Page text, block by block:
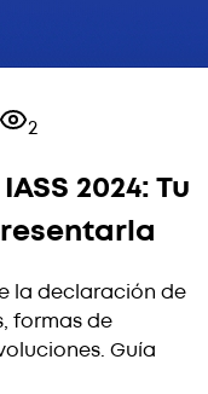
2
2024: Tu
la declaración de
formas de
Guía